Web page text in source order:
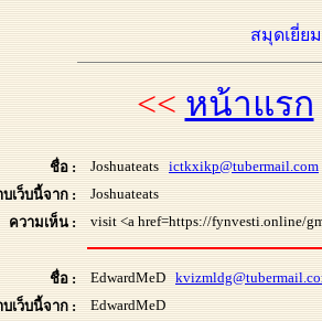
สมุดเยี่ย
<< หน้าแรก
ชื่อ : Joshuateats ictkxikp@tubermail.com
เว็บนี้จาก :
Joshuateats
ความเห็น :
visit <a href=https://fynvesti.online/
ชื่อ : EdwardMeD
เว็บนี้จาก :
EdwardMeD